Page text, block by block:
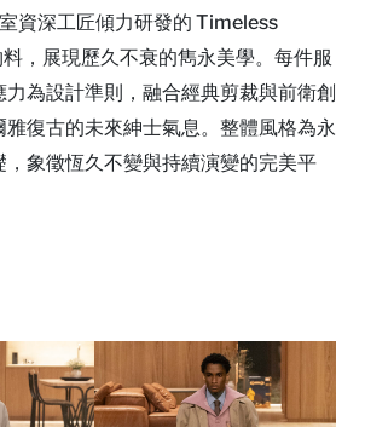
資深工匠傾力研發的 Timeless
，展現歷久不衰的雋永美學。每件服
為設計準則，融合經典剪裁與前衛創
雅復古的未來紳士氣息。整體風格為永
，象徵恆久不變與持續演變的完美平